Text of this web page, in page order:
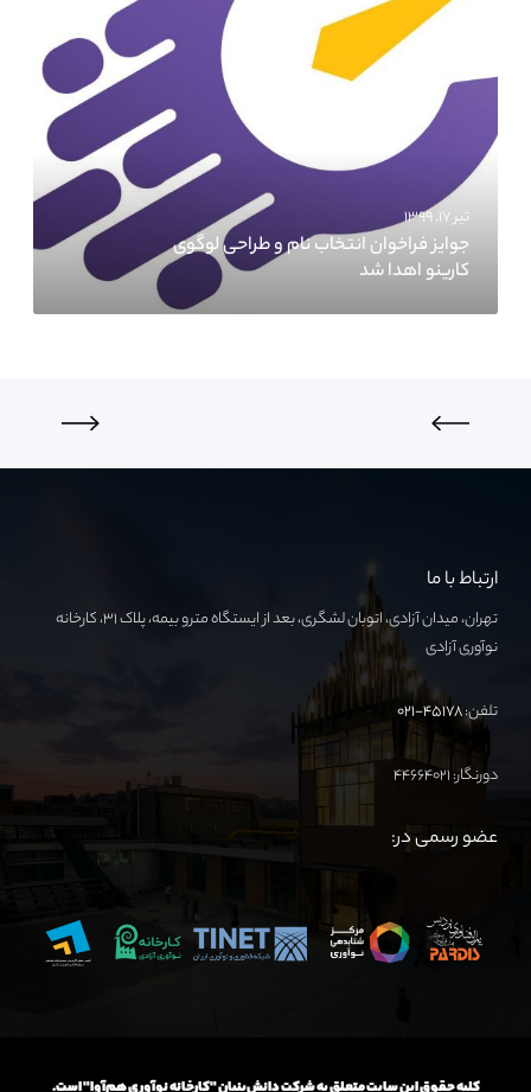
تیر ۱۷, ۱۳۹۹
جوایز فراخوان انتخاب نام و طراحی لوگوی
کارینو اهدا شد
ارتباط با ما
تهران، میدان آزادی، اتوبان لشگری، بعد از ایستگاه مترو بیمه، پلاک ۳۱، کارخانه
نوآوری آزادی
تلفن:۴۵۱۷۸-۰۲۱
دورنگار: ۴۴۶۶۴۰۲۱
عضو رسمی در: